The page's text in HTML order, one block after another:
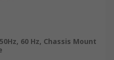
50Hz, 60 Hz, Chassis Mount